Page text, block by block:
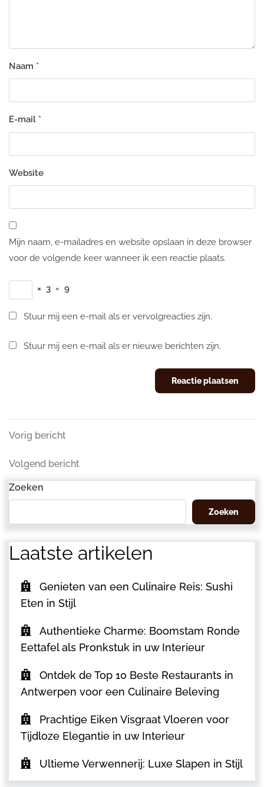
Naam *
E-mail *
Website
Mijn naam, e-mailadres en website opslaan in deze browser
voor de volgende keer wanneer ik een reactie plaats.
× 3 = 9
Stuur mij een e-mail als er vervolgreacties zijn.
Stuur mij een e-mail als er nieuwe berichten zijn.
Berichtnavigatie
Vorig
Vorig bericht
Volgend
bericht
Volgend bericht
Zoeken
Zoeken
Laatste artikelen
Genieten van een Culinaire Reis: Sushi
Eten in Stijl
Authentieke Charme: Boomstam Ronde
Eettafel als Pronkstuk in uw Interieur
Ontdek de Top 10 Beste Restaurants in
Antwerpen voor een Culinaire Beleving
Prachtige Eiken Visgraat Vloeren voor
Tijdloze Elegantie in uw Interieur
Ultieme Verwennerij: Luxe Slapen in Stijl